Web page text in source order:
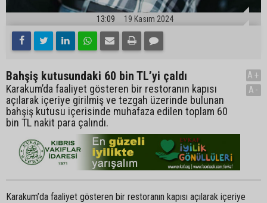
13:09 19 Kasım 2024
Bahşiş kutusundaki 60 bin TL’yi çaldı
Karakum’da faaliyet gösteren bir restoranın kapısı
açılarak içeriye girilmiş ve tezgah üzerinde bulunan
bahşiş kutusu içerisinde muhafaza edilen toplam 60
bin TL nakit para çalındı.
A+
A-
Karakum’da faaliyet gösteren bir restoranın kapısı açılarak içeriye